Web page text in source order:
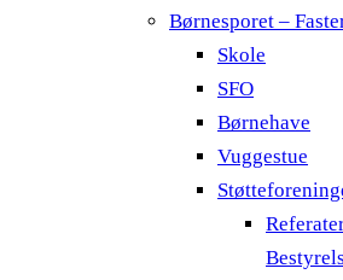
Børnesporet –
Skole
SFO
Børnehave
Vuggestue